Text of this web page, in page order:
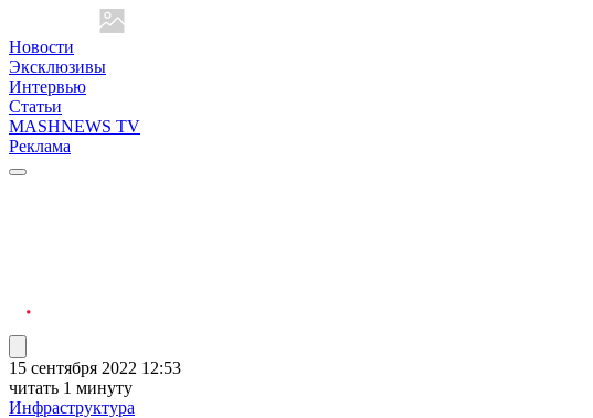
Новости
Эксклюзивы
Интервью
Статьи
MASHNEWS TV
Реклама
15 сентября 2022 12:53
читать 1 минуту
Инфраструктура